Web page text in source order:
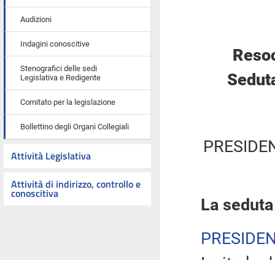
Audizioni
Indagini conoscitive
Stenografici delle sedi
Legislativa e Redigente
Comitato per la legislazione
Bollettino degli Organi Collegiali
Attività Legislativa
Attività di indirizzo, controllo e
conoscitiva
La